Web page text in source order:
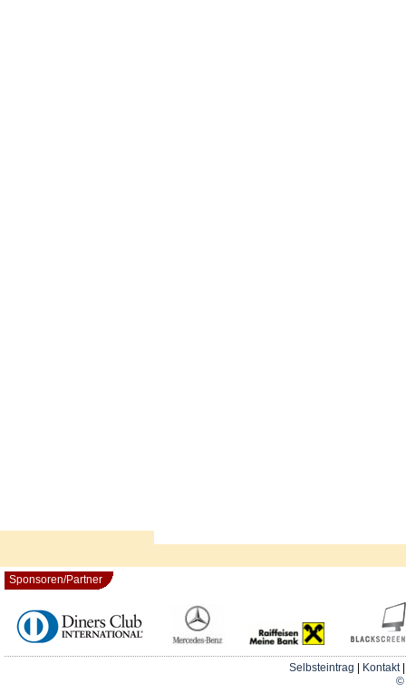
Sponsoren/Partner
Selbsteintrag Kontakt
©